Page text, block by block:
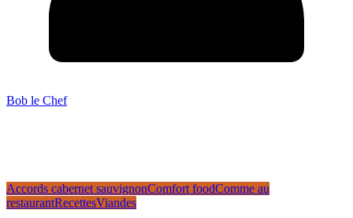
Bob le Chef
Accords cabernet sauvignonComfort foodComme au
restaurantRecettesViandes